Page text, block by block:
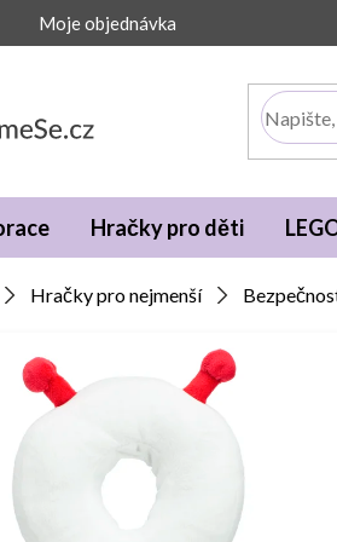
Moje objednávka
Hračky pro děti
Hračky pro nejmenší